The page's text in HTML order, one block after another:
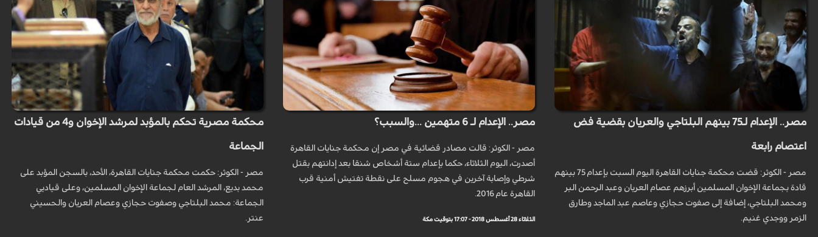
مصر.. الإعدام لـ75 بينهم البلتاجي والعريان بقضية فض
اعتصام رابعة
مصر - الكوثر: قضت محكمة جنايات القاهرة اليوم السبت بإعدام 75 بينهم
قادة بجماعة الإخوان المسلمين أبرزهم عصام العريان وعبد الرحمن البر
ومحمد البلتاجي، إضافة إلى صفوت حجازي وعاصم عبد الماجد وطارق
الزمر ووجدي غنيم.
مصر.. الإعدام لـ 6 متهمين ...والسبب؟
مصر - الكوثر: قالت مصادر قضائية في مصر إن محكمة جنايات القاهرة
أصدرت، اليوم الثلاثاء، حكما بإعدام ستة أشخاص شنقا بعد إدانتهم بقتل
شرطي وإصابة آخرين في هجوم مسلح على نقطة تفتيش أمنية قرب
القاهرة عام 2016.
الثلاثاء 28 أغسطس 2018 - 17:07 بتوقيت مكة
محكمة مصرية تحكم بالمؤبد لمرشد الإخوان و4 من قيادات
الجماعة
مصر - الكوثر: حكمت محكمة جنايات القاهرة، الأحد، بالسجن المؤبد على
محمد بديع، المرشد العام لجماعة الإخوان المسلمين، وعلى قياديي
الجماعة: محمد البلتاجي وصفوت حجازي وعصام العريان والحسيني
عنتر.